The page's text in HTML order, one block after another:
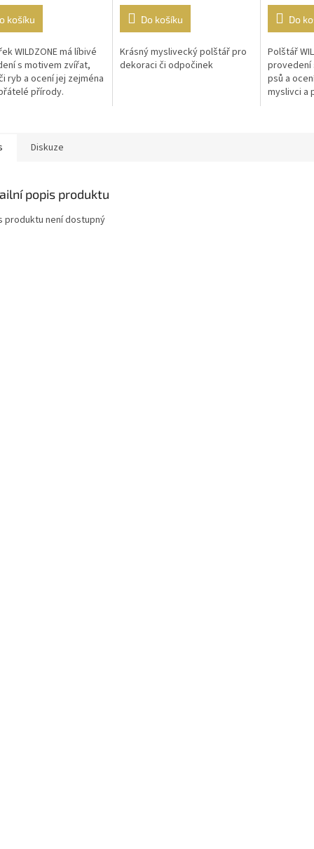
košíku
WILDZONE má líbivé
s motivem zvířat,
ryb a ocení jej zejména
přírody.
Do košíku
Krásný myslivecký polštář pro
dekoraci či odpočinek
Do
Polštář
provedení
psů a
myslivci a
Diskuze
popis produktu
produktu není dostupný